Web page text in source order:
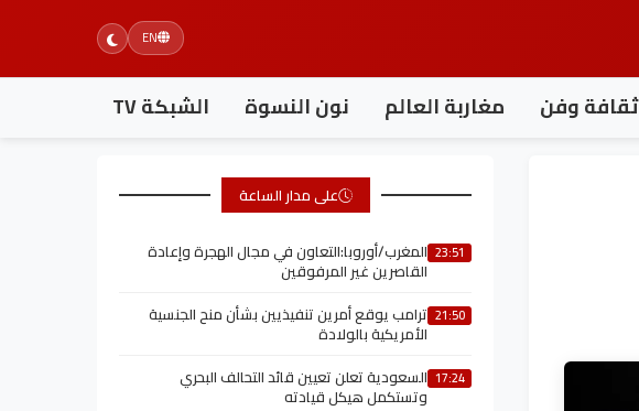
EN
ثقافة وفن مغاربة العالم نون النسوة الشبكة TV
على مدار الساعة
23:51 المغرب/أوروبا:التعاون في مجال الهجرة وإعادة
القاصرين غير المرفوقين
21:50 ترامب يوقع أمرين تنفيذيين بشأن منح الجنسية
الأمريكية بالولادة
17:24 السعودية تعلن تعيين قائد التحالف البحري
وتستكمل هيكل قيادته